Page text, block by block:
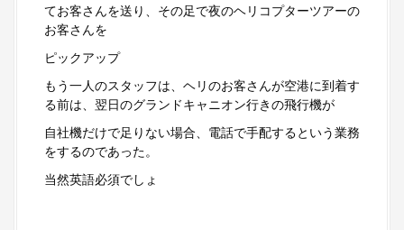
てお客さんを送り、その足で夜のヘリコプターツアーの
お客さんを
ピックアップ
もう一人のスタッフは、ヘリのお客さんが空港に到着す
る前は、翌日のグランドキャニオン行きの飛行機が
自社機だけで足りない場合、電話で手配するという業務
をするのであった。
当然英語必須でしょ